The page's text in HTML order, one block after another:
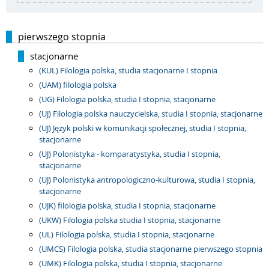
pierwszego stopnia
stacjonarne
(KUL) Filologia polska, studia stacjonarne I stopnia
(UAM) filologia polska
(UG) Filologia polska, studia I stopnia, stacjonarne
(UJ) Filologia polska nauczycielska, studia I stopnia, stacjonarne
(UJ) Język polski w komunikacji społecznej, studia I stopnia,
stacjonarne
(UJ) Polonistyka - komparatystyka, studia I stopnia,
stacjonarne
(UJ) Polonistyka antropologiczno-kulturowa, studia I stopnia,
stacjonarne
(UJK) filologia polska, studia I stopnia, stacjonarne
(UKW) Filologia polska studia I stopnia, stacjonarne
(UL) Filologia polska, studia I stopnia, stacjonarne
(UMCS) Filologia polska, studia stacjonarne pierwszego stopnia
(UMK) Filologia polska, studia I stopnia, stacjonarne